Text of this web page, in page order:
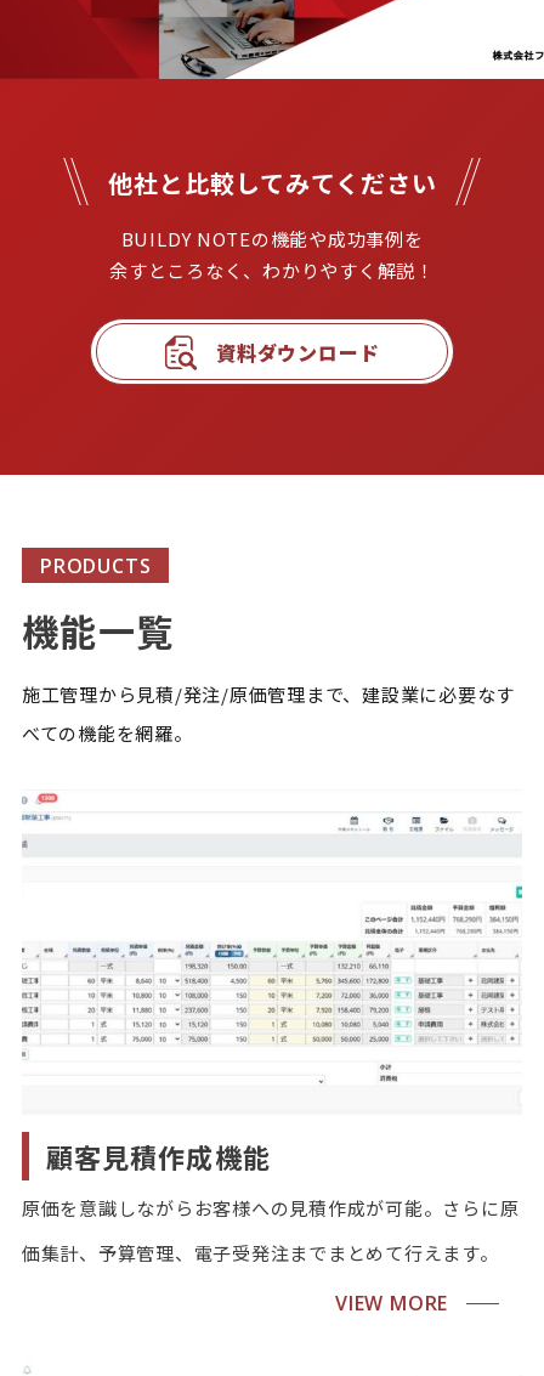
他社と比較してみてください
BUILDY NOTEの機能や成功事例を
余すところなく、わかりやすく解説！
資料ダウンロード
PRODUCTS
機能一覧
施工管理から見積/発注/原価管理まで、建設業に必要なす
べての機能を網羅。
顧客見積作成機能
原価を意識しながらお客様への見積作成が可能。さらに原
価集計、予算管理、電子受発注までまとめて行えます。
VIEW MORE